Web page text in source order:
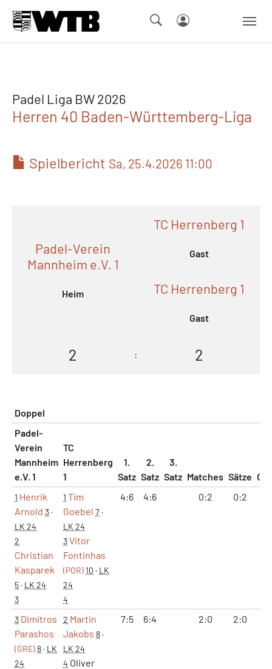
Padel Liga BW 2026
Herren 40 Baden-Württemberg-Liga
Spielbericht Sa, 25.4.2026 11:00
Padel-Verein
Mannheim e.V. 1
Heim
TC Herrenberg 1
Gast
TC Herrenberg 1
Gast
2 : 2
Doppel
Padel-
Verein
Mannheim
e.V. 1
TC
Herrenberg
1
1.
Satz
2.
Satz
3.
Satz Matches Sätze
1 Henrik
Arnold 3·
LK 24
2
Christian
Kasparek
5· LK 24
3
1 Tim
Goebel 7·
LK 24
3Vitor
Fontinhas
(POR)10 · LK
24
4
4:6 4:6 0:2 0:2
3 Dimitros
Parashos
(GRE)8· LK
24
2 Martin
Jakobs 8·
LK 24
4 Oliver
7:5 6:4 2:0 2:0